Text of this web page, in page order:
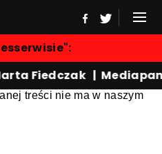
Fiedczak |
treści nie ma w naszym